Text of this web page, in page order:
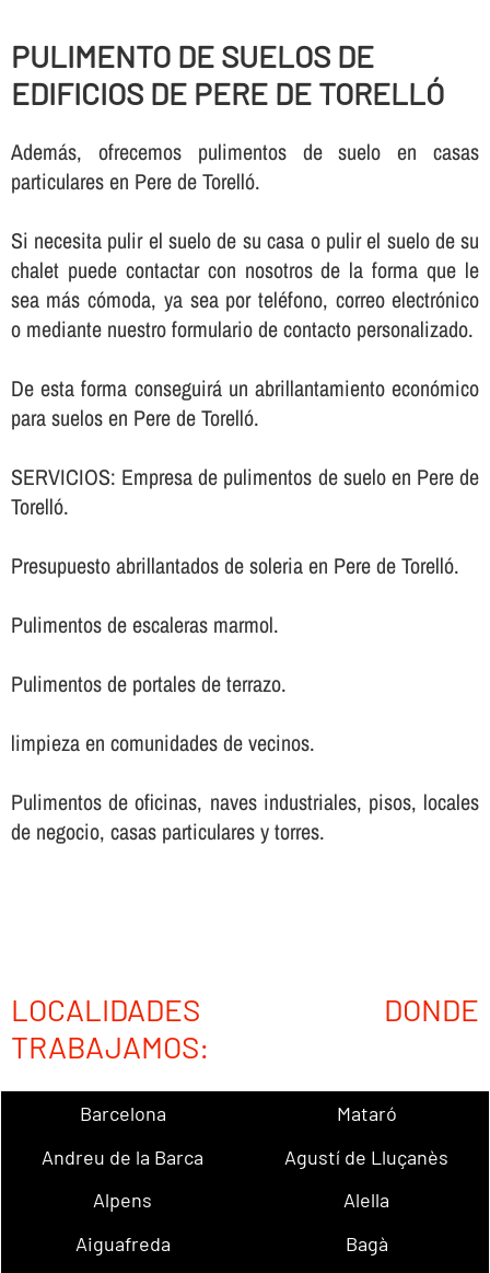
PULIMENTO DE SUELOS DE
EDIFICIOS DE PERE DE TORELLÓ
Además, ofrecemos pulimentos de suelo en casas
particulares en Pere de Torelló.
Si necesita pulir el suelo de su casa o pulir el suelo de su
chalet puede contactar con nosotros de la forma que le
sea más cómoda, ya sea por teléfono, correo electrónico
o mediante nuestro formulario de contacto personalizado.
De esta forma conseguirá un abrillantamiento económico
para suelos en Pere de Torelló.
SERVICIOS: Empresa de pulimentos de suelo en Pere de
Torelló.
Presupuesto abrillantados de soleria en Pere de Torelló.
Pulimentos de escaleras marmol.
Pulimentos de portales de terrazo.
limpieza en comunidades de vecinos.
Pulimentos de oficinas, naves industriales, pisos, locales
de negocio, casas particulares y torres.
LOCALIDADES DONDE
TRABAJAMOS:
Barcelona
Mataró
Andreu de la Barca
Agustí de Lluçanès
Alpens
Alella
Aiguafreda
Bagà